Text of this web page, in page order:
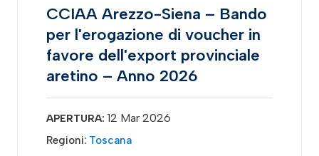
CCIAA Arezzo-Siena – Bando
per l'erogazione di voucher in
favore dell'export provinciale
aretino – Anno 2026
APERTURA: 12 Mar 2026
Regioni: Toscana